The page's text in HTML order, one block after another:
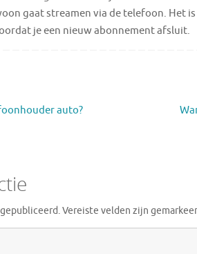
gaat streamen via de telefoon. Het
je een nieuw abonnement afsluit.
auto?
Vereiste velden zijn